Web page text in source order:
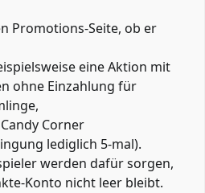
Promotions-Seite, ob er
eine Aktion mit
ohne Einzahlung für
Corner
lediglich 5-mal).
werden dafür sorgen,
Konto nicht leer bleibt.